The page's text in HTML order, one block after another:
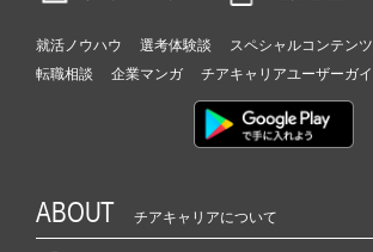
就活ノウハウ 選考体験談 スペシャルコンテンツ
転職相談
企業マンガ チアキャリアユーザーガ
ABOUT チアキャリアについて